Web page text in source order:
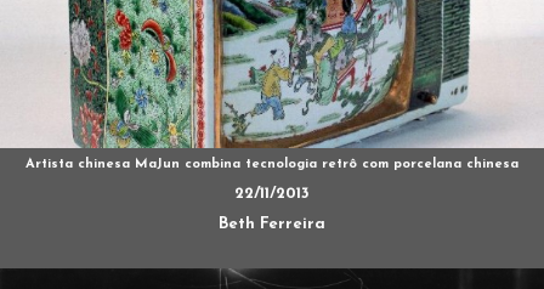
Artista chinesa MaJun combina tecnologia retrô com porcelana chinesa
22/11/2013
Beth Ferreira